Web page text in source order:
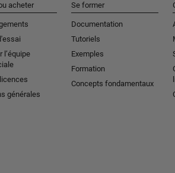
acheter
l’équipe
générales
Se former
Documentation
Tutoriels
Exemples
Formation
Concepts fondamentaux